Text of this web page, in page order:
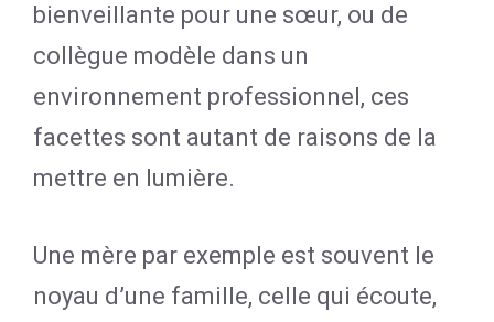
bienveillante pour une sœur, ou de
collègue modèle dans un
environnement professionnel, ces
facettes sont autant de raisons de la
mettre en lumière.
Une mère par exemple est souvent le
noyau d’une famille, celle qui écoute,